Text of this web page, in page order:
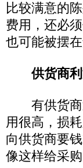
比较满意的
费用，还必
也可能被摆
供货商
有供货商
用很高，损
向供货商要
像这样给采